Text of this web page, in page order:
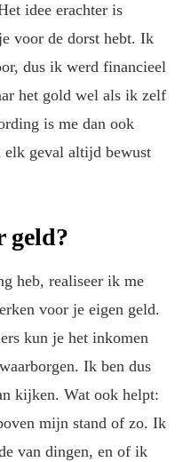
idee erachter is
voor de dorst hebt. Ik
dus ik werd financieel
het gold wel als ik zelf
is me dan ook
geval altijd bewust
geld?
heb, realiseer ik me
voor je eigen geld.
kun je het inkomen
Ik ben dus
kijken. Wat ook helpt:
mijn stand of zo. Ik
van dingen, en of ik